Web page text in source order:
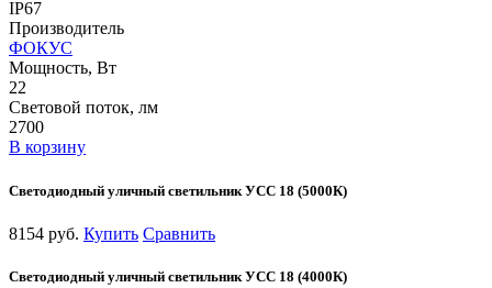
IP67
Производитель
ФОКУС
Мощность, Вт
22
Световой поток, лм
2700
В корзину
Светодиодный уличный светильник УСС 18 (5000К)
8154 руб. Купить Сравнить
Светодиодный уличный светильник УСС 18 (4000К)